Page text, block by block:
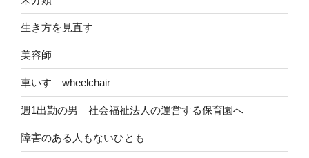
生き方を見直す
美容師
車いす wheelchair
週1出勤の男 社会福祉法人の運営する保育園へ
障害のある人もないひとも